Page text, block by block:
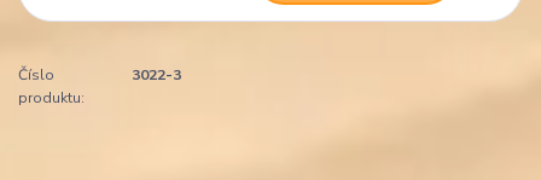
Číslo
produktu:
3022-3